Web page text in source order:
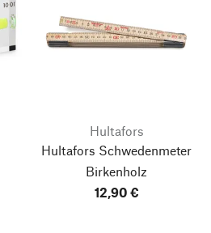
Hultafors
Hultafors Schwedenmeter
Birkenholz
12,90 €